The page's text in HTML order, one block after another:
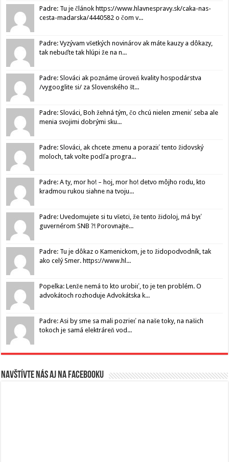
Padre: Tu je článok https://www.hlavnespravy.sk/caka-nas-
cesta-madarska/4440582 o čom v...
Padre: Vyzývam všetkých novinárov ak máte kauzy a dôkazy,
tak nebuďte tak hlúpi že na n...
Padre: Slováci ak poznáme úroveň kvality hospodárstva
/vygooglite si/ za Slovenského št...
Padre: Slováci, Boh žehná tým, čo chcú nielen zmeniť seba ale
menia svojimi dobrými sku...
Padre: Slováci, ak chcete zmenu a poraziť tento židovský
moloch, tak volte podľa progra...
Padre: A ty, mor ho! – hoj, mor ho! detvo môjho rodu, kto
kradmou rukou siahne na tvoju...
Padre: Uvedomujete si tu všetci, že tento židoloj, má byť
guvernérom SNB ?! Porovnajte...
Padre: Tu je dôkaz o Kamenickom, je to židopodvodník, tak
ako celý Smer. https://www.hl...
Popelka: Lenže nemá to kto urobiť, to je ten problém. O
advokátoch rozhoduje Advokátska k...
Padre: Asi by sme sa mali pozrieť na naše toky, na našich
tokoch je samá elektráreň vod...
Navštívte nás aj na Facebooku